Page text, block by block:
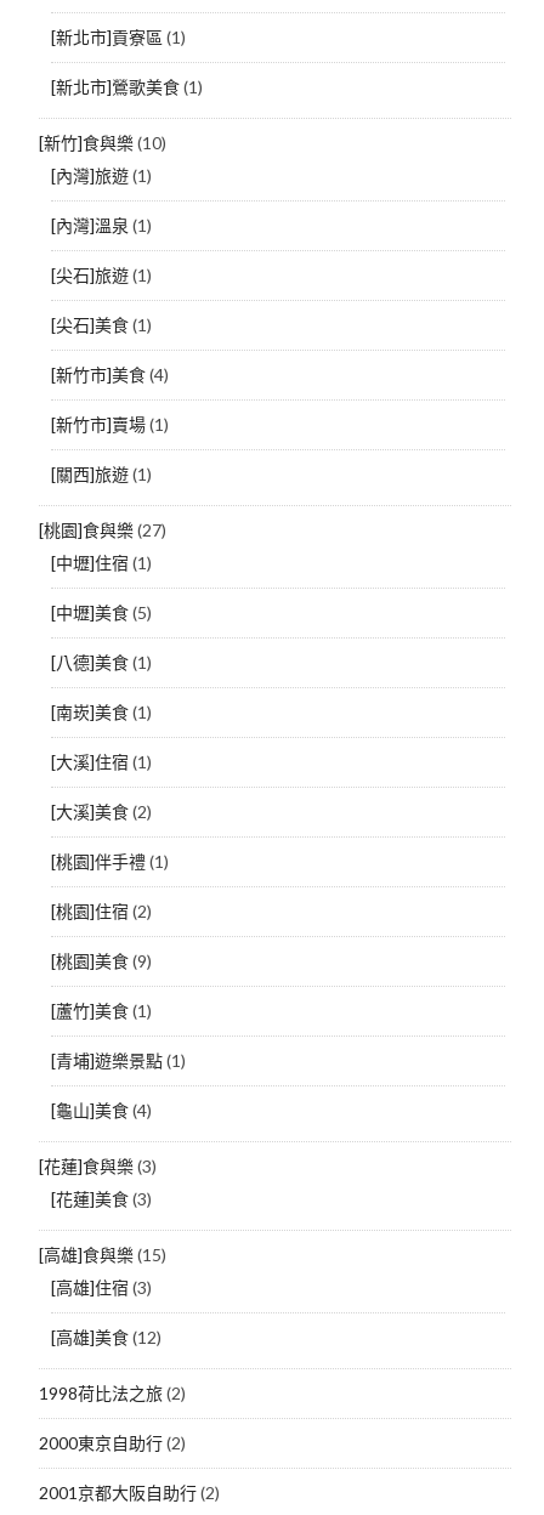
[新北市]貢寮區 (1)
[新北市]鶯歌美食(1)
[新竹]食與樂(10)
[內灣]旅遊(1)
[內灣]溫泉 (1)
[尖石]旅遊(1)
[尖石]美食(1)
[新竹市]美食(4)
[新竹市]賣場(1)
[關西]旅遊(1)
[桃園]食與樂(27)
[中壢]住宿 (1)
[中壢]美食(5)
[八德]美食(1)
[南崁]美食(1)
[大溪]住宿 (1)
[大溪]美食(2)
[桃園]伴手禮(1)
[桃園]住宿 (2)
[桃園]美食(9)
[蘆竹]美食(1)
[青埔]遊樂景點(1)
[龜山]美食(4)
[花蓮]食與樂(3)
[花蓮]美食(3)
[高雄]食與樂(15)
[高雄]住宿 (3)
[高雄]美食(12)
1998荷比法之旅(2)
2000東京自助行(2)
2001京都大阪自助行(2)